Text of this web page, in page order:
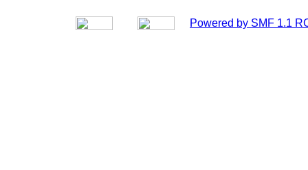
Powered by SMF 1.1